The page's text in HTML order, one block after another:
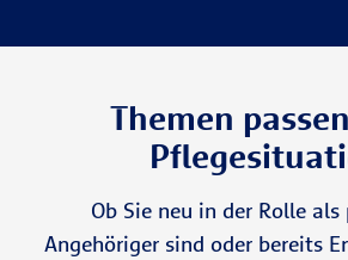
Themen
Ob Sie neu in der Rolle als
Angehöriger sind oder bereits